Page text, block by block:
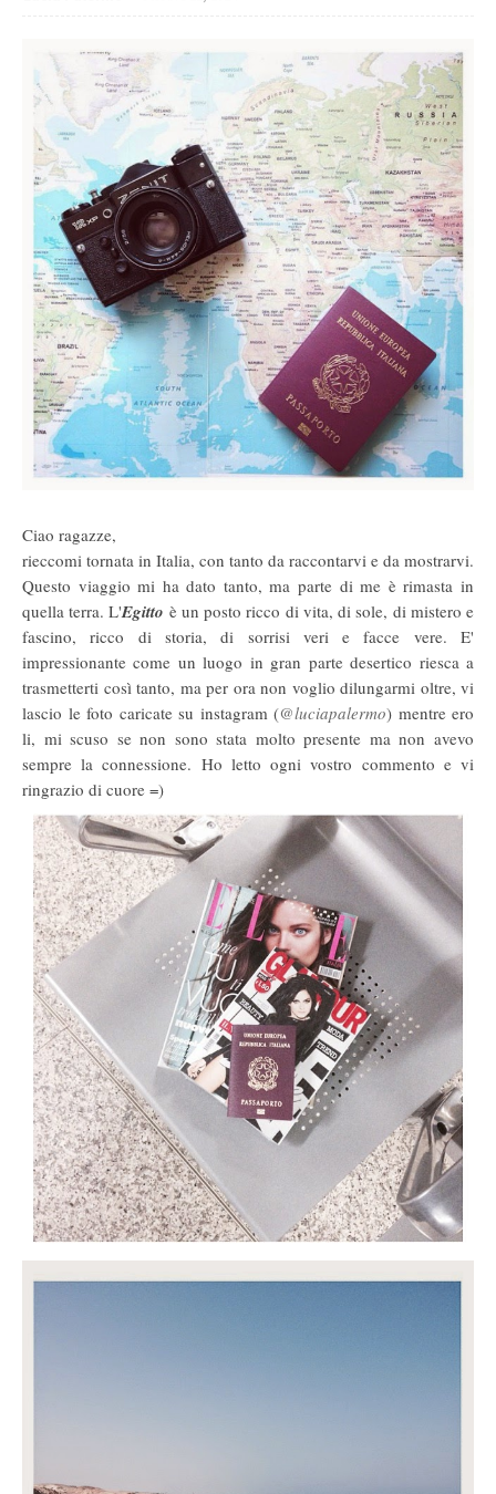
Ciao ragazze,
rieccomi tornata in Italia, con tanto da raccontarvi e da mostrarvi.
Questo viaggio mi ha dato tanto, ma parte di me è rimasta in
quella terra. L'Egitto è un posto ricco di vita, di sole, di mistero e
fascino, ricco di storia, di sorrisi veri e facce vere. E'
impressionante come un luogo in gran parte desertico riesca a
trasmetterti così tanto, ma per ora non voglio dilungarmi oltre, vi
lascio le foto caricate su instagram (@luciapalermo) mentre ero
li, mi scuso se non sono stata molto presente ma non avevo
sempre la connessione. Ho letto ogni vostro commento e vi
ringrazio di cuore =)